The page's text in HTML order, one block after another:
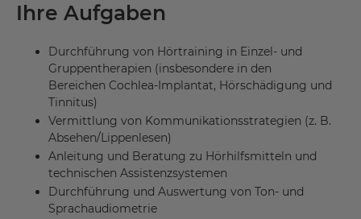
Ihre Aufgaben
Durchführung von Hörtraining in Einzel- und
Gruppentherapien (insbesondere in den
Bereichen Cochlea-Implantat, Hörschädigung und
Tinnitus)
Vermittlung von Kommunikationsstrategien (z. B.
Absehen/Lippenlesen)
Anleitung und Beratung zu Hörhilfsmitteln und
technischen Assistenzsystemen
Durchführung und Auswertung von Ton- und
Sprachaudiometrie